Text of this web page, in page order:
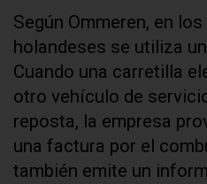
Según Ommeren, en
holandeses se utiliza
Cuando una carretilla
otro vehículo de
reposta, la empresa
una factura por el
también emite un